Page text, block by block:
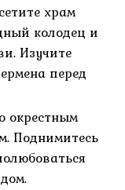
храм
колодец и
Изучите
перед
окрестным
Поднимитесь